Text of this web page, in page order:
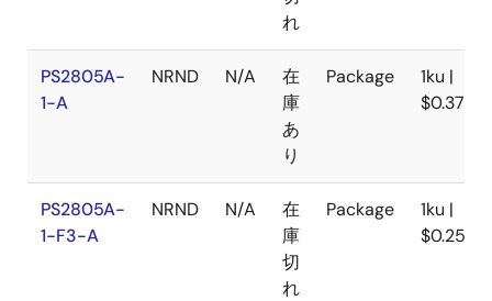
れ
PS2805A-
1-A
NRND N/A
在
庫
あ
り
Package
1ku |
$0.379
PS2805A-
1-F3-A
NRND N/A
在
庫
切
れ
Package
1ku |
$0.257